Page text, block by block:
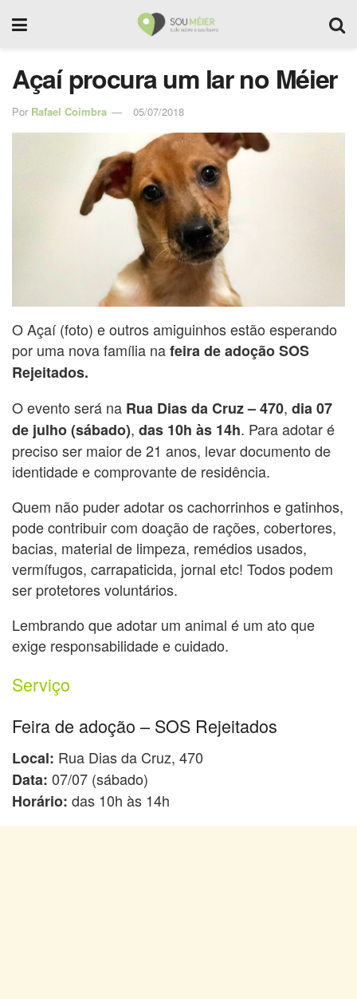
Açaí procura um lar no Méier
Por Rafael Coimbra 05/07/2018
O Açaí (foto) e outros amiguinhos estão esperando
por uma nova família nafeira de adoção SOS
Rejeitados.
O evento será na Rua Dias da Cruz – 470, dia 07
de julho (sábado), das 10h às 14h. Para adotar é
preciso ser maior de 21 anos, levar documento de
identidade e comprovante de residência.
Quem não puder adotar os cachorrinhos e gatinhos,
pode contribuir com doação de rações, cobertores,
bacias, material de limpeza, remédios usados,
vermífugos, carrapaticida, jornal etc! Todos podem
ser protetores voluntários.
Lembrando que adotar um animal é um ato que
exige responsabilidade e cuidado.
Serviço
Feira de adoção – SOS Rejeitados
Local: Rua Dias da Cruz, 470
Data: 07/07 (sábado)
Horário: das 10h às 14h